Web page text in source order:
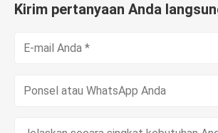
Kirim pertanyaan Anda